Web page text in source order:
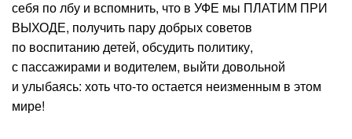
себя по лбу и вспомнить, что в УФЕ мы ПЛАТИМ ПРИ
ВЫХОДЕ, получить пару добрых советов
по воспитанию детей, обсудить политику,
с пассажирами и водителем, выйти довольной
и улыбаясь: хоть что-то остается неизменным в этом
мире!